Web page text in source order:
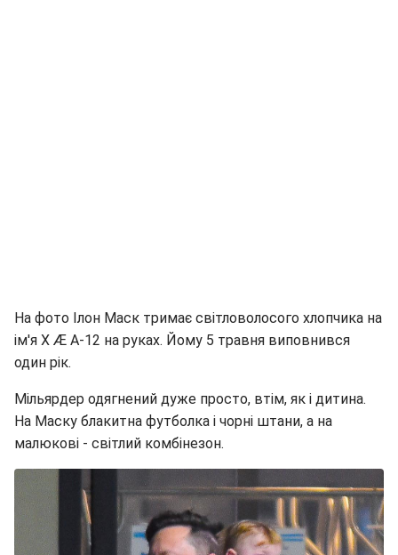
На фото Ілон Маск тримає світловолосого хлопчика на
ім'я X Æ A-12 на руках. Йому 5 травня виповнився
один рік.
Мільярдер одягнений дуже просто, втім, як і дитина.
На Маску блакитна футболка і чорні штани, а на
малюкові - світлий комбінезон.